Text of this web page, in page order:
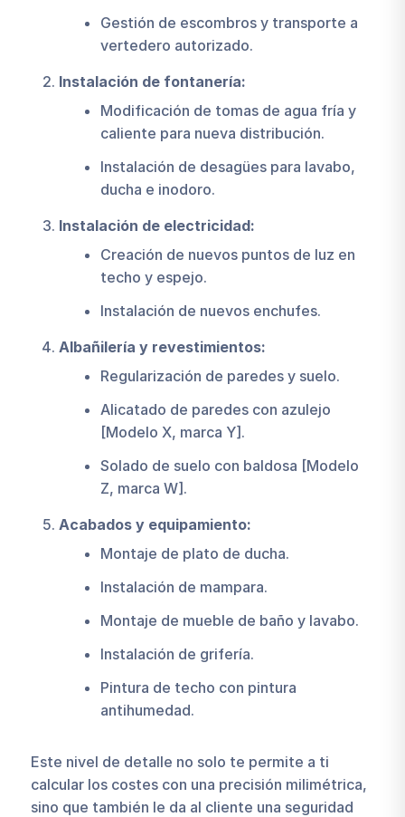
Gestión de escombros y transporte a
vertedero autorizado.
Instalación de fontanería:
Modificación de tomas de agua fría y
caliente para nueva distribución.
Instalación de desagües para lavabo,
ducha e inodoro.
Instalación de electricidad:
Creación de nuevos puntos de luz en
techo y espejo.
Instalación de nuevos enchufes.
Albañilería y revestimientos:
Regularización de paredes y suelo.
Alicatado de paredes con azulejo
[Modelo X, marca Y].
Solado de suelo con baldosa [Modelo
Z, marca W].
Acabados y equipamiento:
Montaje de plato de ducha.
Instalación de mampara.
Montaje de mueble de baño y lavabo.
Instalación de grifería.
Pintura de techo con pintura
antihumedad.
Este nivel de detalle no solo te permite a ti
calcular los costes con una precisión milimétrica,
sino que también le da al cliente una seguridad